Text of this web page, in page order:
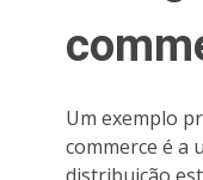
Um exemplo
commerce é a